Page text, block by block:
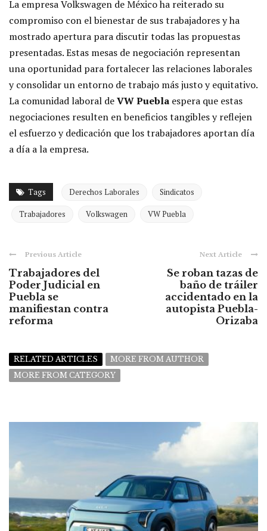
La empresa Volkswagen de México ha reiterado su
compromiso con el bienestar de sus trabajadores y ha
mostrado apertura para discutir todas las propuestas
presentadas. Estas mesas de negociación representan
una oportunidad para fortalecer las relaciones laborales
y consolidar un entorno de trabajo más justo y equitativo.
La comunidad laboral deVW Puebla espera que estas
negociaciones resulten en beneficios tangibles y reflejen
el esfuerzo y dedicación que los trabajadores aportan día
a día a la empresa.
Tags Derechos Laborales Sindicatos
Trabajadores Volkswagen VW Puebla
Previous Article
Trabajadores del
Poder Judicial en
Puebla se
manifiestan contra
reforma
Next Article
Se roban tazas de
baño de tráiler
accidentado en la
autopista Puebla-
Orizaba
RELATED ARTICLES
MORE FROM AUTHOR
MORE FROM CATEGORY